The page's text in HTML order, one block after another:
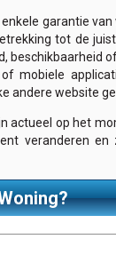
garantie van
tot de
beschikbaarheid
mobiele
andere website
actueel op het
veranderen en